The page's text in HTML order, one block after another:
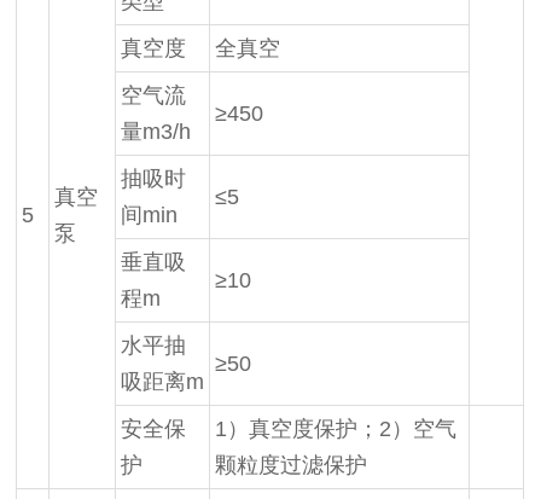
5
真空
泵
真空度
全真空
空气流
量m3/h
≥450
抽吸时
间min
≤5
垂直吸
程m
≥10
水平抽
吸距离m
≥50
安全保
护
1）真空度保护；2）空气
颗粒度过滤保护